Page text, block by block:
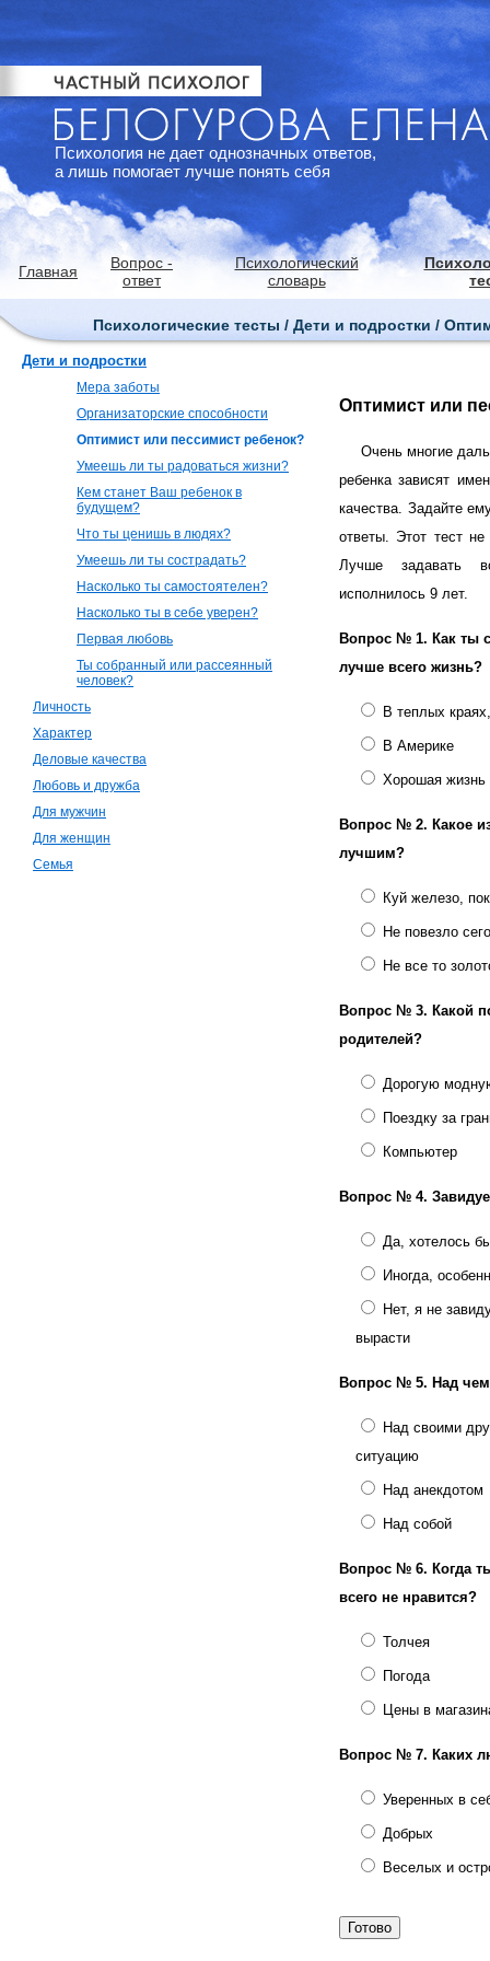
Психология не дает однозначных ответов,
а лишь помогает лучше понять себя
Главная
Вопрос -
ответ
Психологический
словарь
Психологические тесты / Дети и подростки /
Дети и подростки
Мера заботы
Организаторские способности
Оптимист или пессимист ребенок?
Умеешь ли ты радоваться жизни?
Кем станет Ваш ребенок в
будущем?
Что ты ценишь в людях?
Умеешь ли ты сострадать?
Насколько ты самостоятелен?
Насколько ты в себе уверен?
Первая любовь
Ты собранный или рассеянный
человек?
Личность
Характер
Деловые качества
Любовь и дружба
Для мужчин
Для женщин
Семья
Оптимист или
Очень многие
ребенка зависят
качества. Задайте
ответы. Этот тест
Лучше задавать
исполнилось 9 лет.
Вопрос № 1. Как ты
лучше всего жизнь?
В теплых
В Америке
Хорошая жизнь
Вопрос № 2. Какое
лучшим?
Куй железо,
Не повезло
Не все то
Вопрос № 3. Какой
родителей?
Дорогую
Поездку за
Компьютер
Вопрос № 4.
Да, хотелось
Иногда,
Нет, я не
вырасти
Вопрос № 5. Над
Над своими
ситуацию
Над анекдотом
Над собой
Вопрос № 6. Когда
всего не нравится?
Толчея
Погода
Цены в
Вопрос № 7. Каких
Уверенных в
Добрых
Веселых и